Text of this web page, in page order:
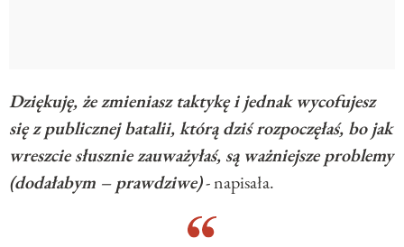
Dziękuję, że zmieniasz taktykę i jednak wycofujesz
się z publicznej batalii, którą dziś rozpoczęłaś, bo jak
wreszcie słusznie zauważyłaś, są ważniejsze problemy
(dodałabym – prawdziwe)- napisała.